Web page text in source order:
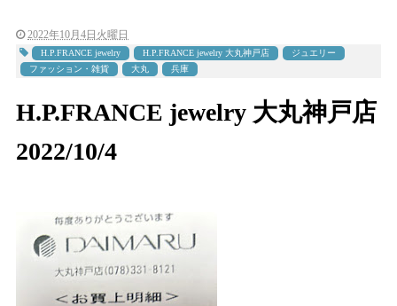
2022年10月4日火曜日
H.P.FRANCE jewelry H.P.FRANCE jewelry 大丸神戸店
ジュエリー
ファッション・雑貨
大丸 兵庫
H.P.FRANCE jewelry 大丸神戸店
2022/10/4